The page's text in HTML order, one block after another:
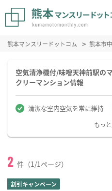
熊本マンスリードットコム 熊本市
空気清浄機付/味噌天神前駅の
クリーマンション情報
清潔な室内空気を常に維持
もっ
2 件（1/1ページ）
割引キャンペーン